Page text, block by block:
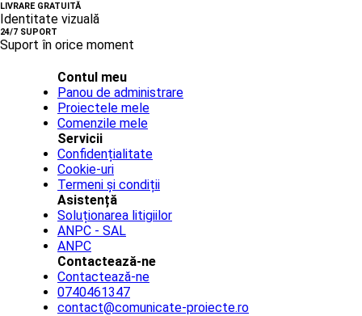
LIVRARE GRATUITĂ
Identitate vizuală
24/7 SUPORT
Suport în orice moment
Contul meu
Panou de administrare
Proiectele mele
Comenzile mele
Servicii
Confidențialitate
Cookie-uri
Termeni și condiții
Asistență
Soluționarea litigiilor
ANPC - SAL
ANPC
Contactează-ne
Contactează-ne
0740461347
contact@comunicate-proiecte.ro